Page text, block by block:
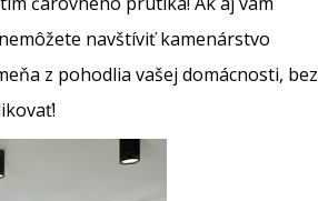
navštíviť kamenárstvo
z pohodlia vašej domácnosti, bez